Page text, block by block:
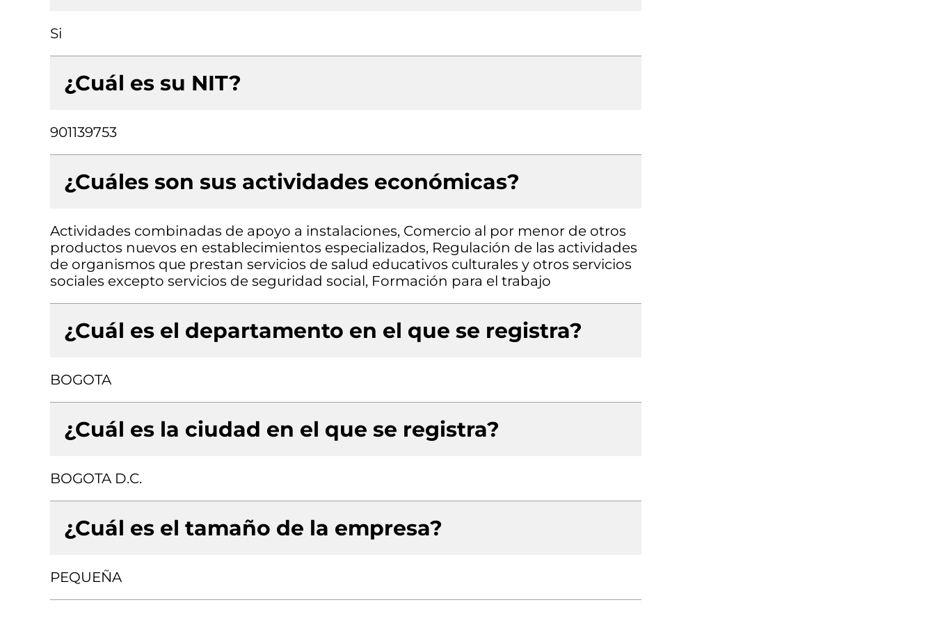
Si
¿Cuál es su NIT?
901139753
¿Cuáles son sus actividades económicas?
Actividades combinadas de apoyo a instalaciones, Comercio al por menor de otros
productos nuevos en establecimientos especializados, Regulación de las actividades
de organismos que prestan servicios de salud educativos culturales y otros servicios
sociales excepto servicios de seguridad social, Formación para el trabajo
¿Cuál es el departamento en el que se registra?
BOGOTA
¿Cuál es la ciudad en el que se registra?
BOGOTA D.C.
¿Cuál es el tamaño de la empresa?
PEQUEÑA